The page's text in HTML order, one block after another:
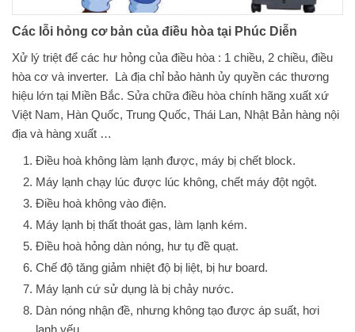
Các lỗi hỏng cơ bản của điều hòa tại Phúc Diễn
Xử lý triệt để các hư hỏng của điều hòa : 1 chiều, 2 chiều, điều
hòa cơ và inverter. Là địa chỉ bảo hành ủy quyền các thương
hiệu lớn tại Miền Bắc. Sửa chữa điều hòa chính hãng xuất xứ
Việt Nam, Hàn Quốc, Trung Quốc, Thái Lan, Nhật Bản hàng nội
địa và hàng xuất …
Điều hoà không làm lạnh được, máy bị chết block.
Máy lạnh chạy lúc được lúc không, chết máy đột ngột.
Điều hoà không vào điện.
Máy lạnh bị thất thoát gas, làm lạnh kém.
Điều hoà hỏng dàn nóng, hư tụ đề quạt.
Chế độ tăng giảm nhiệt độ bị liệt, bị hư board.
Máy lạnh cứ sử dụng là bị chảy nước.
Dàn nóng nhận đề, nhưng không tạo được áp suất, hơi
lạnh yếu.